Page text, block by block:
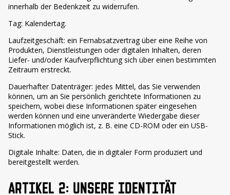
innerhalb der Bedenkzeit zu widerrufen.
Tag: Kalendertag.
Laufzeitgeschäft: ein Fernabsatzvertrag über eine Reihe von
Produkten, Dienstleistungen oder digitalen Inhalten, deren
Liefer- und/oder Kaufverpflichtung sich über einen bestimmten
Zeitraum erstreckt.
Dauerhafter Datenträger: jedes Mittel, das Sie verwenden
können, um an Sie persönlich gerichtete Informationen zu
speichern, wobei diese Informationen später eingesehen
werden können und eine unveränderte Wiedergabe dieser
Informationen möglich ist, z. B. eine CD-ROM oder ein USB-
Stick.
Digitale Inhalte: Daten, die in digitaler Form produziert und
bereitgestellt werden.
ARTIKEL 2: UNSERE IDENTITÄT